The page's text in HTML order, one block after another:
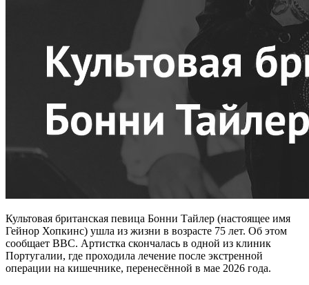
Культовая британская певица Бонни Тайлер (настоящее имя
Гейнор Хопкинс) ушла из жизни в возрасте 75 лет. Об этом
сообщает BBC. Артистка скончалась в одной из клиник
Португалии, где проходила лечение после экстренной
операции на кишечнике, перенесённой в мае 2026 года.